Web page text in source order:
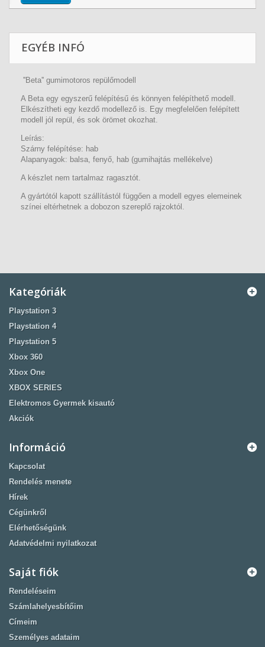
EGYÉB INFÓ
''Beta'' gumimotoros repülőmodell
A Beta egy egyszerű felépítésű és könnyen felépíthető modell.
Elkészítheti egy kezdő modellező is. Egy megfelelően felépített
modell jól repül, és sok örömet okozhat.
Leírás:
Szárny felépítése: hab
Alapanyagok: balsa, fenyő, hab (gumihajtás mellékelve)
A készlet nem tartalmaz ragasztót.
A gyártótól kapott szállítástól függően a modell egyes elemeinek
színei eltérhetnek a dobozon szereplő rajzoktól.
Kategóriák
Playstation 3
Playstation 4
Playstation 5
Xbox 360
Xbox One
XBOX SERIES
Elektromos Gyermek kisautó
Akciók
Információ
Kapcsolat
Rendelés menete
Hírek
Cégünkről
Elérhetőségünk
Adatvédelmi nyilatkozat
Saját fiók
Rendeléseim
Számlahelyesbítőim
Címeim
Személyes adataim